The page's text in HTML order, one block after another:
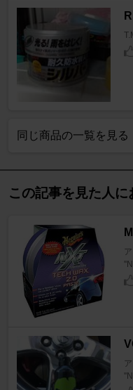
同じ商品の一覧を見る
この記事を見た人に